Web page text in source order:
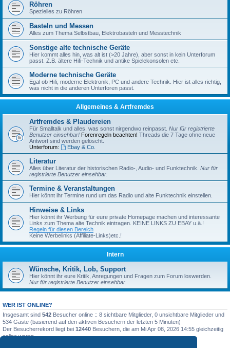
Röhren
Spezielles zu Röhren
Basteln und Messen
Alles zum Thema Selbstbau, Elektrobasteln und Messtechnik
Sonstige alte technische Geräte
Hier kommt alles hin, was alt ist (>20 Jahre), aber sonst in kein Unterforum
passt. Z.B. ältere Hifi-Technik und antike Spielekonsolen etc.
Moderne technische Geräte
Egal ob Hifi, moderne Elektronik, PC und andere Technik. Hier ist alles richtig,
was nicht in die anderen Unterforen passt.
Allgemeines & Artfremdes
Artfremdes & Plaudereien
Für Smalltalk und alles, was sonst nirgendwo reinpasst. Nur für registrierte
Benutzer einsehbar! Forenregeln beachten! Threads die 7 Tage ohne neue
Antwort sind werden gelöscht.
Unterforum:
Ebay & Co.
Literatur
Alles über Literatur der historischen Radio-, Audio- und Funktechnik. Nur für
registrierte Benutzer einsehbar.
Termine & Veranstaltungen
Hier könnt ihr Termine rund um das Radio und alte Funktechnik einstellen.
Hinweise & Links
Hier könnt ihr Werbung für eure private Homepage machen und interessante
Links zum Thema alte Technik eintragen. KEINE LINKS ZU EBAY u.ä.!
Regeln für diesen Bereich
Keine Werbelinks (Affiliate-Links)etc.!
Intern
Wünsche, Kritik, Lob, Support
Hier könnt ihr eure Kritik, Anregungen und Fragen zum Forum loswerden.
Nur für registrierte Benutzer einsehbar.
WER IST ONLINE?
Insgesamt sind 542 Besucher online :: 8 sichtbare Mitglieder, 0 unsichtbare Mitglieder und
534 Gäste (basierend auf den aktiven Besuchern der letzten 5 Minuten)
Der Besucherrekord liegt bei 12440 Besuchern, die am Mi Apr 08, 2026 14:55 gleichzeitig
online waren.